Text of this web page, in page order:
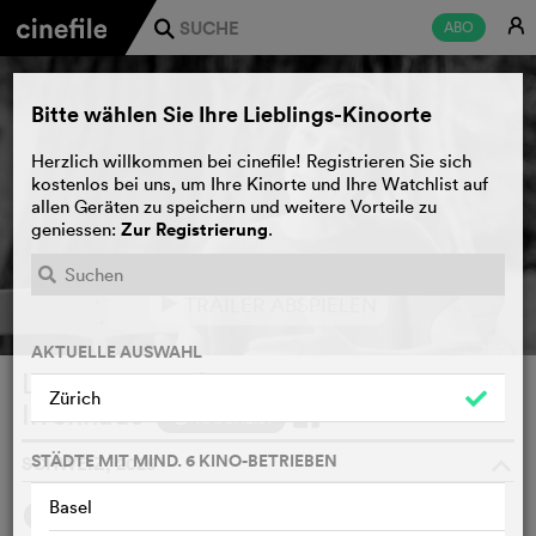
ABO E
j
TRAILER ABSPIELEN
LYDIA - Aufzeichnungen aus dem
Irrenhaus
FWATCHLIST
SCHWEIZ, 2025
SYNOPSIS
Bitte wählen Sie Ihre Lieblings-Kinoorte
Herzlich willkommen bei cinefile! Registrieren Sie sich
kostenlos bei uns, um Ihre Kinorte und Ihre Watchlist auf
allen Geräten zu speichern und weitere Vorteile zu
geniessen: Zur Registrierung.
AKTUELLE AUSWAHL
Zürich
STÄDTE MIT MIND. 6 KINO-BETRIEBEN
Basel